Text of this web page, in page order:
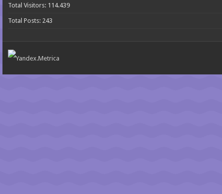
Total Visitors: 114.439
Total Posts: 243